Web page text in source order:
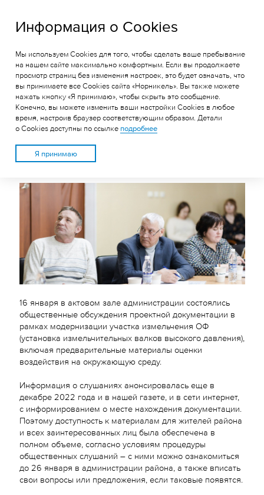
ОБЩЕСТВЕННЫЕ
СЛУШАНИЯ О
РЕАЛИЗАЦИИ ПРОЕКТА
ИВВД НА БЫСТРИНСКОМ
ГОКЕ ПРОШЛИ В
ГАЗИМУРСКОМ ЗАВОДЕ
16 января в актовом зале администрации состоялись
общественные обсуждения проектной документации в
рамках модернизации участка измельчения ОФ
(установка измельчительных валков высокого давления),
включая предварительные материалы оценки
воздействия на окружающую среду.
Информация о слушаниях анонсировалась еще в
декабре 2022 года и в нашей газете, и в сети интернет,
с информированием о месте нахождения документации.
Поэтому доступность к материалам для жителей района
и всех заинтересованных лиц была обеспечена в
полном объеме, согласно условиям процедуры
общественных слушаний – с ними можно ознакомиться
до 26 января в администрации района, а также вписать
свои вопросы или предложения, если таковые появятся.
Информация о Cookies
Мы используем Cookies для того, чтобы сделать ваше пребывание
на нашем сайте максимально комфортным. Если вы продолжаете
просмотр страниц без изменения настроек, это будет означать, что
вы принимаете все Cookies сайта «Норникель». Вы также можете
нажать кнопку «Я принимаю», чтобы скрыть это сообщение.
Конечно, вы можете изменить ваши настройки Cookies в любое
время, настроив браузер соответствующим образом. Детали
о Cookies доступны по ссылке подробнее
Я принимаю